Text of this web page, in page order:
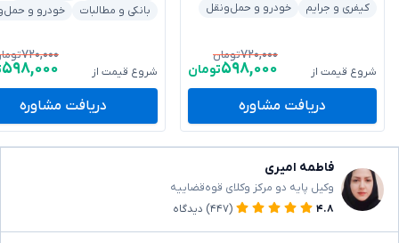
کیفری و جرایم
خودرو و حمل‌ونقل
شروع قیمت از
۷۲۰,۰۰۰تومان
۵۹۸,۰۰۰تومان
دریافت مشاوره
بانکی و مطالبات
خودرو و
شروع قیمت از
۷۲۰,۰۰۰
۵۹۸,۰۰۰
دریافت مشاوره
فاطمه امیری
وکیل پایه دو مرکز وکلای قوه‌قضاییه
۴.۸
(۴۴۷) دیدگاه